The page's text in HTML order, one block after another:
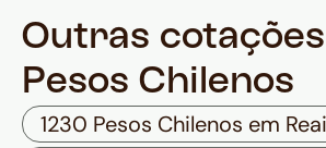
Outras
Pesos Chilenos
1230 Pesos Chilenos em